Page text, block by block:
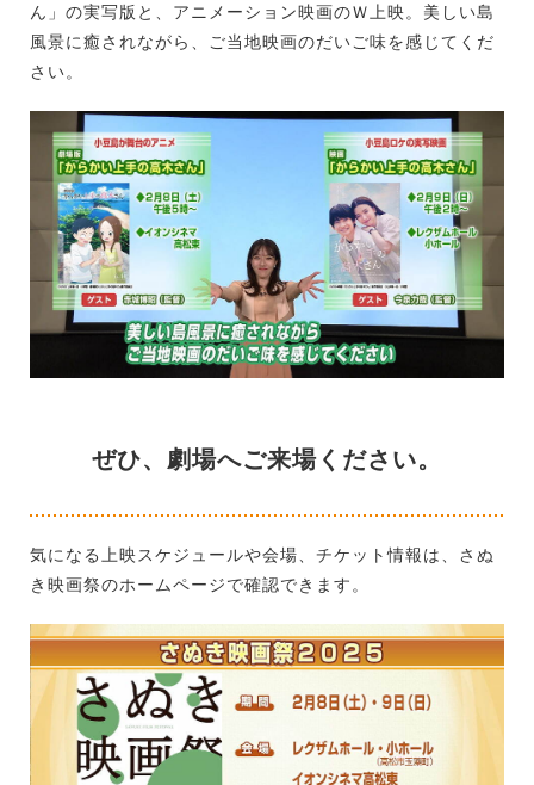
ん」の実写版と、アニメーション映画のＷ上映。美しい島
風景に癒されながら、ご当地映画のだいご味を感じてくだ
さい。
ぜひ、劇場へご来場ください。
気になる上映スケジュールや会場、チケット情報は、さぬ
き映画祭のホームページで確認できます。